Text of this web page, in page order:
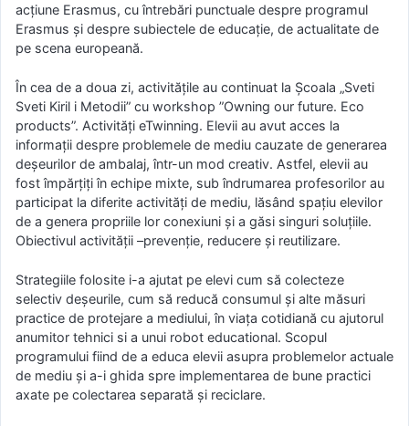
acțiune Erasmus, cu întrebări punctuale despre programul
Erasmus și despre subiectele de educație, de actualitate de
pe scena europeană.
În cea de a doua zi, activitățile au continuat la Școala „Sveti
Sveti Kiril i Metodii” cu workshop ”Owning our future. Eco
products”. Activități eTwinning. Elevii au avut acces la
informații despre problemele de mediu cauzate de generarea
deșeurilor de ambalaj, într-un mod creativ. Astfel, elevii au
fost împărțiți în echipe mixte, sub îndrumarea profesorilor au
participat la diferite activități de mediu, lăsând spațiu elevilor
de a genera propriile lor conexiuni și a găsi singuri soluțiile.
Obiectivul activității –prevenție, reducere și reutilizare.
Strategiile folosite i-a ajutat pe elevi cum să colecteze
selectiv deșeurile, cum să reducă consumul și alte măsuri
practice de protejare a mediului, în viața cotidiană cu ajutorul
anumitor tehnici si a unui robot educational. Scopul
programului fiind de a educa elevii asupra problemelor actuale
de mediu și a-i ghida spre implementarea de bune practici
axate pe colectarea separată și reciclare.